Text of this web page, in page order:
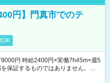
円】門真市でのテ
OK
円 時給2400円×実働7h45m×週5
保証するものではありません。※給
利用条件有）